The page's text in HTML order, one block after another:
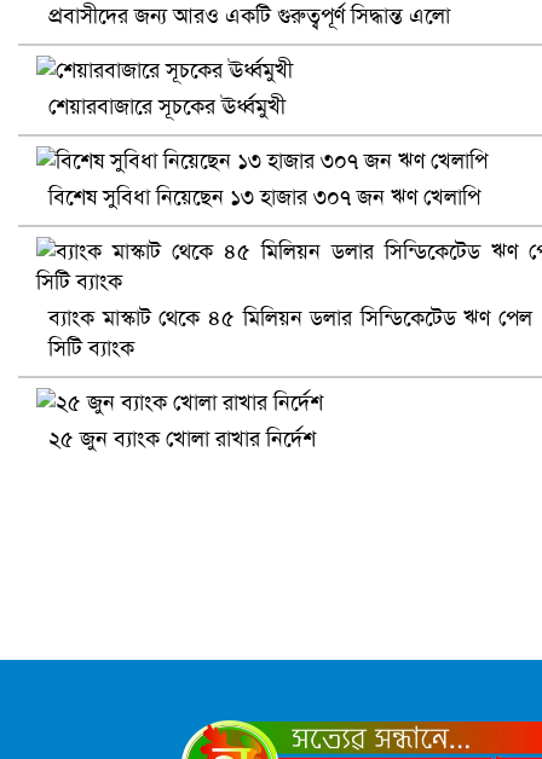
প্রোটিয়াদের হারিয়ে বিশ্বকাপের শিরোপা ঘরে তুলল ভারত
প্রবাসীদের জন্য আরও একটি গুরুত্বপূর্ণ সিদ্ধান্ত এলো
শেয়ারবাজারে সূচকের ঊর্ধ্বমুখী
বিশেষ সুবিধা নিয়েছেন ১৩ হাজার ৩০৭ জন ঋণ খেলাপি
ব্যাংক মাস্কাট থেকে ৪৫ মিলিয়ন ডলার সিন্ডিকেটেড ঋণ পেল
সিটি ব্যাংক
২৫ জুন ব্যাংক খোলা রাখার নির্দেশ